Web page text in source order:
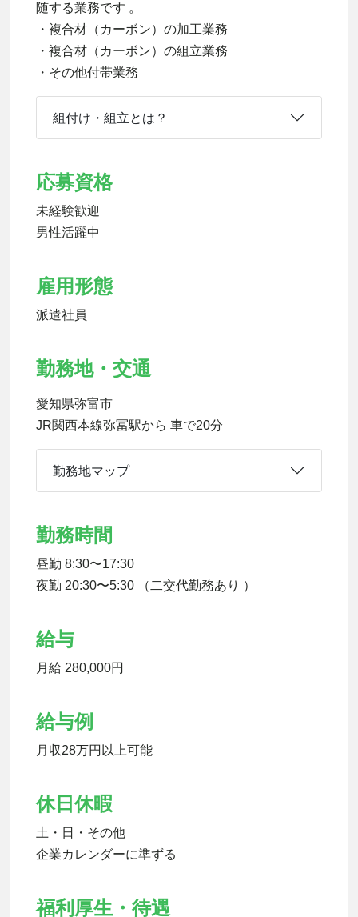
随する業務です 。
・複合材（カーボン）の加工業務
・複合材（カーボン）の組立業務
・その他付帯業務
組付け・組立とは？
応募資格
未経験歓迎
男性活躍中
雇用形態
派遣社員
勤務地・交通
愛知県弥富市
JR関西本線弥冨駅から 車で20分
勤務地マップ
勤務時間
昼勤 8:30〜17:30
夜勤 20:30〜5:30 （二交代勤務あり ）
給与
月給 280,000円
給与例
月収28万円以上可能
休日休暇
土・日・その他
企業カレンダーに準ずる
福利厚生・待遇